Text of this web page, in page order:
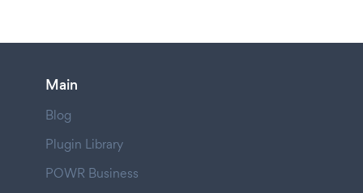
Main
Blog
Plugin Library
POWR Business